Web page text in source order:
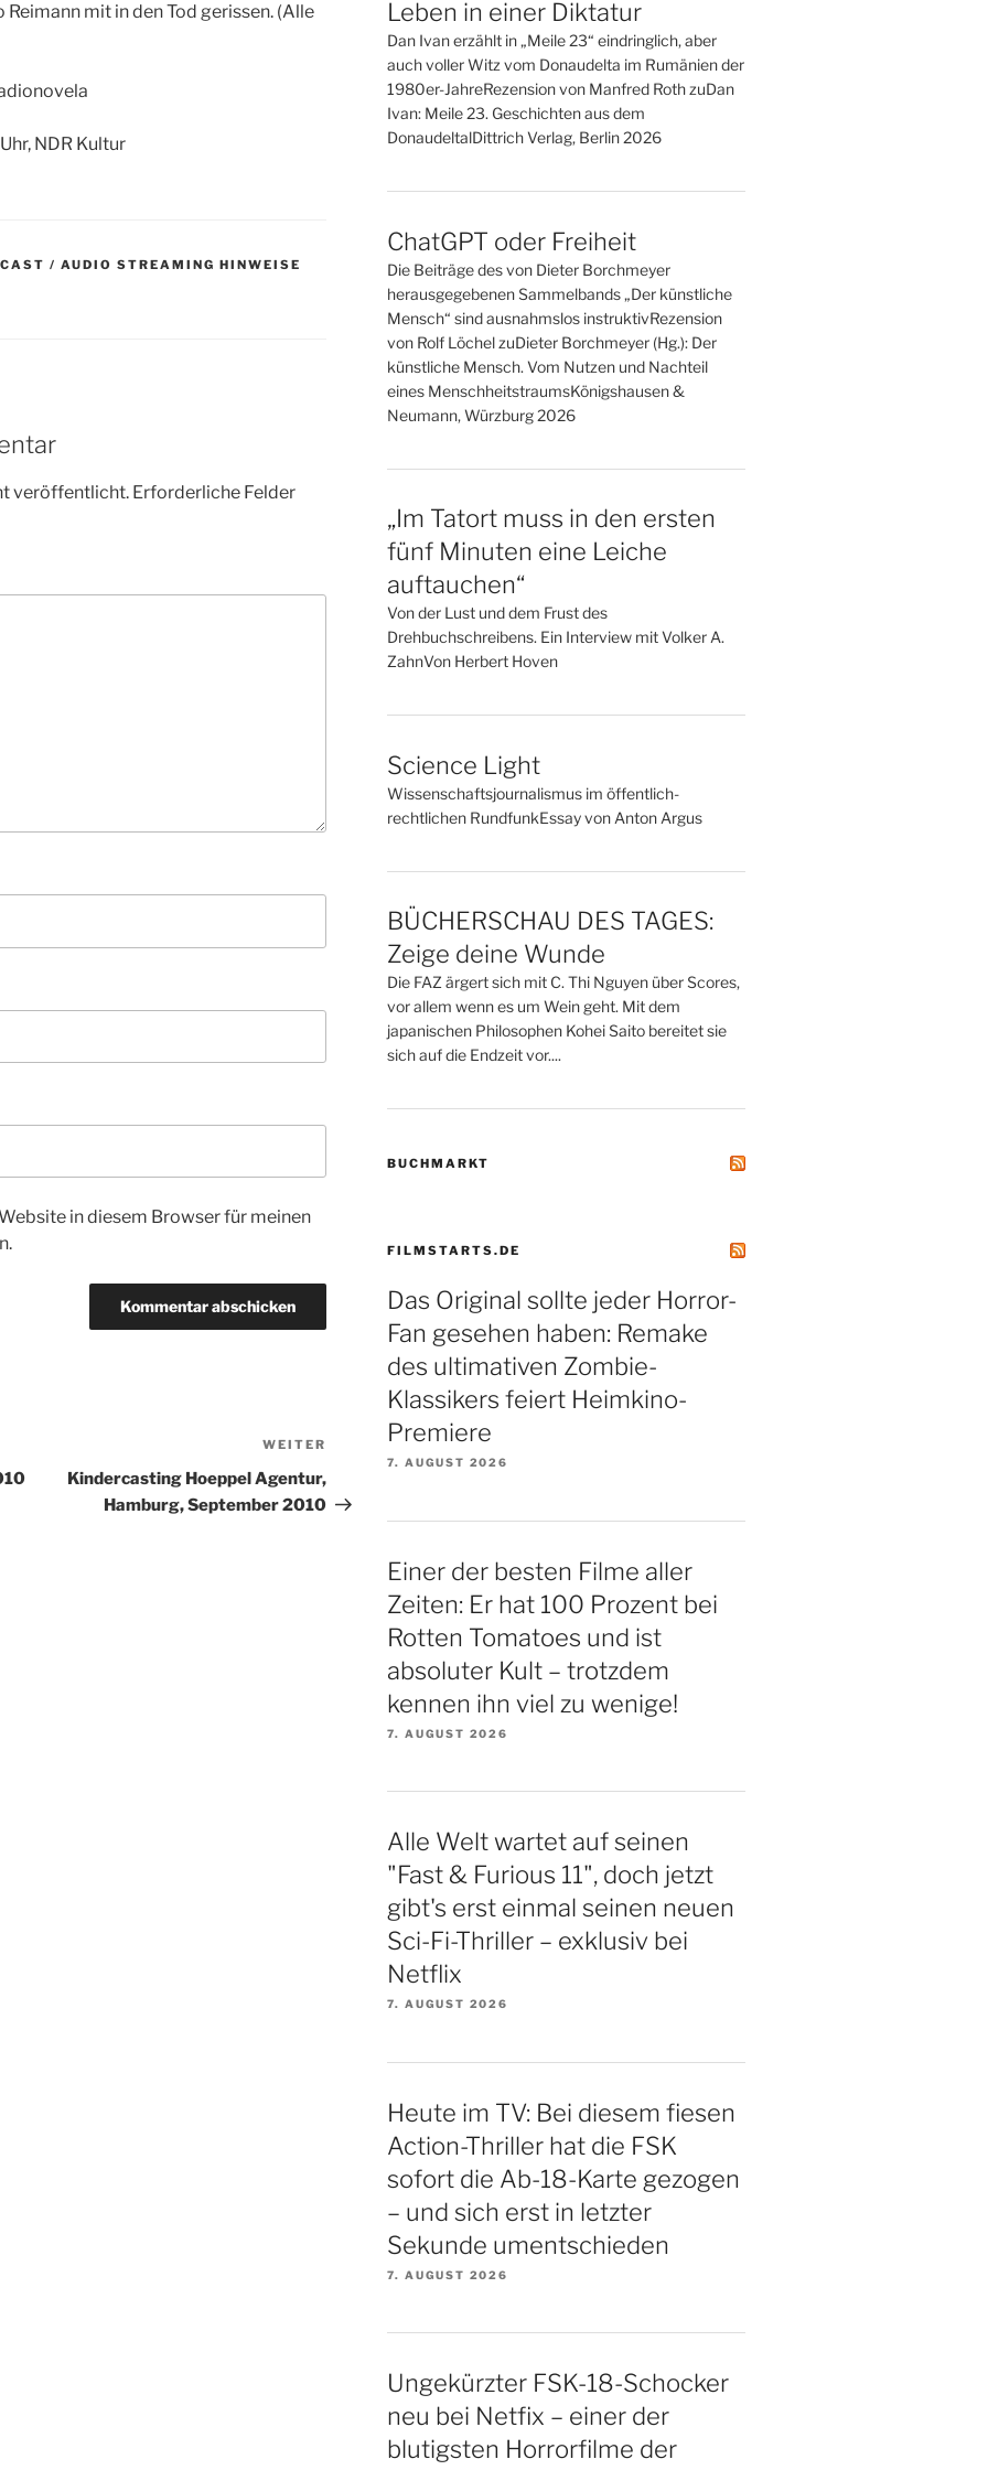
mit in den Tod gerissen. (Alle
NDR Kultur
/ AUDIO STREAMING HINWEISE
veröffentlicht. Erforderliche Felder
in diesem Browser für meinen
Nächster
WEITER
Kindercasting Hoeppel Agentur,
Hamburg, September 2010
Leben in einer Diktatur
Dan Ivan erzählt in „Meile 23“ eindringlich, aber
auch voller Witz vom Donaudelta im Rumänien der
1980er-JahreRezension von Manfred Roth zuDan
Ivan: Meile 23. Geschichten aus dem
DonaudeltalDittrich Verlag, Berlin 2026
ChatGPT oder Freiheit
Die Beiträge des von Dieter Borchmeyer
herausgegebenen Sammelbands „Der künstliche
Mensch“ sind ausnahmslos instruktivRezension
von Rolf Löchel zuDieter Borchmeyer (Hg.): Der
künstliche Mensch. Vom Nutzen und Nachteil
eines MenschheitstraumsKönigshausen &
Neumann, Würzburg 2026
„Im Tatort muss in den ersten
fünf Minuten eine Leiche
auftauchen“
Von der Lust und dem Frust des
Drehbuchschreibens. Ein Interview mit Volker A.
ZahnVon Herbert Hoven
Science Light
Wissenschaftsjournalismus im öffentlich-
rechtlichen RundfunkEssay von Anton Argus
BÜCHERSCHAU DES TAGES:
Zeige deine Wunde
Die FAZ ärgert sich mit C. Thi Nguyen über Scores,
vor allem wenn es um Wein geht. Mit dem
japanischen Philosophen Kohei Saito bereitet sie
sich auf die Endzeit vor....
BUCHMARKT
FILMSTARTS.DE
Das Original sollte jeder Horror-
Fan gesehen haben: Remake
des ultimativen Zombie-
Klassikers feiert Heimkino-
Premiere
7. AUGUST 2026
Einer der besten Filme aller
Zeiten: Er hat 100 Prozent bei
Rotten Tomatoes und ist
absoluter Kult – trotzdem
kennen ihn viel zu wenige!
7. AUGUST 2026
Alle Welt wartet auf seinen
"Fast & Furious 11", doch jetzt
gibt's erst einmal seinen neuen
Sci-Fi-Thriller – exklusiv bei
Netflix
7. AUGUST 2026
Heute im TV: Bei diesem fiesen
Action-Thriller hat die FSK
sofort die Ab-18-Karte gezogen
– und sich erst in letzter
Sekunde umentschieden
7. AUGUST 2026
Ungekürzter FSK-18-Schocker
neu bei Netfix – einer der
blutigsten Horrorfilme der